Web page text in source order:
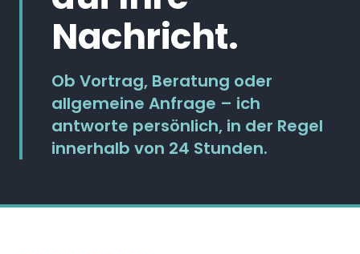
Nachricht.
Ob Vortrag, Beratung oder
allgemeine Anfrage – ich
antworte persönlich, in der Regel
innerhalb von 24 Stunden.